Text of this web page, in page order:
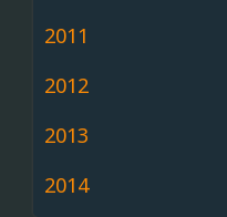
2011
2012
2013
2014